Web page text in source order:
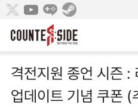
격전지원 종언 시즌 :
업데이트 기념 쿠폰 (